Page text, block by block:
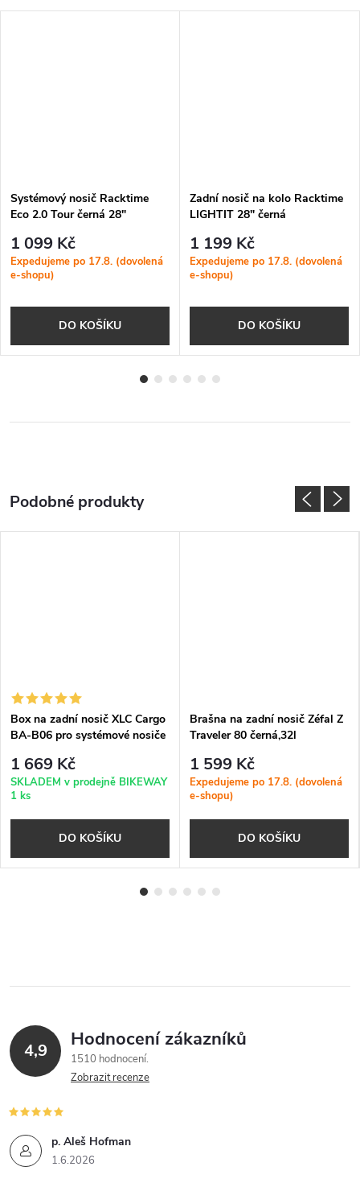
Systémový nosič Racktime
Eco 2.0 Tour černá 28"
1 099 Kč
Expedujeme po 17.8. (dovolená
e-shopu)
DO KOŠÍKU
Zadní nosič na kolo Racktime
LIGHTIT 28" černá
1 199 Kč
Expedujeme po 17.8. (dovolená
e-shopu)
DO KOŠÍKU
Box na zadní nosič XLC Cargo
BA-B06 pro systémové nosiče
1 669 Kč
SKLADEM v prodejně BIKEWAY
1 ks
DO KOŠÍKU
Brašna na zadní nosič Zéfal Z
Traveler 80 černá,32l
1 599 Kč
Expedujeme po 17.8. (dovolená
e-shopu)
DO KOŠÍKU
4,9 Hodnocení zákazníků
1510 hodnocení
Zobrazit recenze
p. Aleš Hofman
1.6.2026